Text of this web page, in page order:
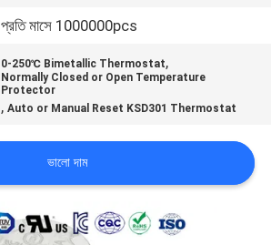
প্রতি মাসে 1000000pcs
0-250℃ Bimetallic Thermostat,
Normally Closed or Open Temperature
Protector
,Auto or Manual Reset KSD301 Thermostat
ভালো দাম